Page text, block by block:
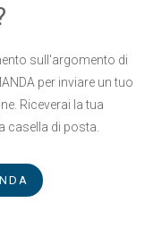
sull'argomento di
per inviare un tuo
Riceverai la tua
casella di posta.